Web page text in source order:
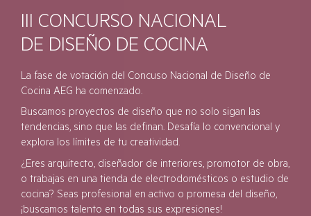
III CONCURSO NACIONAL
DE DISEÑO DE COCINA
La fase de votación del Concuso Nacional de Diseño de
Cocina AEG ha comenzado.
Buscamos proyectos de diseño que no solo sigan las
tendencias, sino que las definan. Desafía lo convencional y
explora los límites de tu creatividad.
¿Eres arquitecto, diseñador de interiores, promotor de obra,
o trabajas en una tienda de electrodomésticos o estudio de
cocina? Seas profesional en activo o promesa del diseño,
¡buscamos talento en todas sus expresiones!